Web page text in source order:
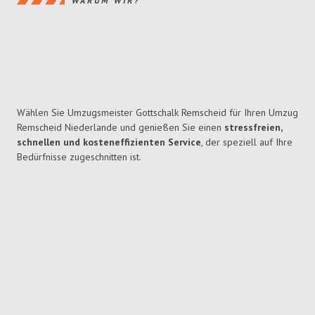
Wählen Sie Umzugsmeister Gottschalk Remscheid für Ihren Umzug
Remscheid Niederlande und genießen Sie einen stressfreien,
schnellen und kosteneffizienten Service, der speziell auf Ihre
Bedürfnisse zugeschnitten ist.